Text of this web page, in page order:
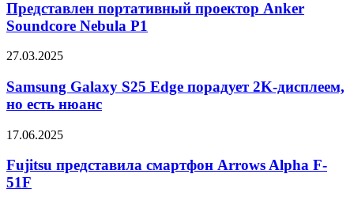
чаще
проектор
Anker
Soundcore
P1
Представлен портативный проектор Anker
Soundcore Nebula P1
Samsung
S25
Edge
порадует
дисплеем,
есть
нюанс
27.03.2025
Samsung Galaxy S25 Edge порадует 2K-дисплеем,
но есть нюанс
Fujitsu
смартфон
Arrows
Alpha
17.06.2025
Fujitsu представила смартфон Arrows Alpha F-
51F